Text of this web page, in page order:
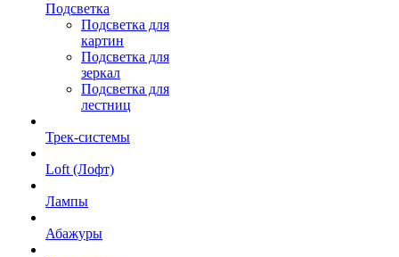
Подсветка
Подсветка для
картин
Подсветка для
зеркал
Подсветка для
лестниц
Трек-системы
Loft (Лофт)
Лампы
Абажуры